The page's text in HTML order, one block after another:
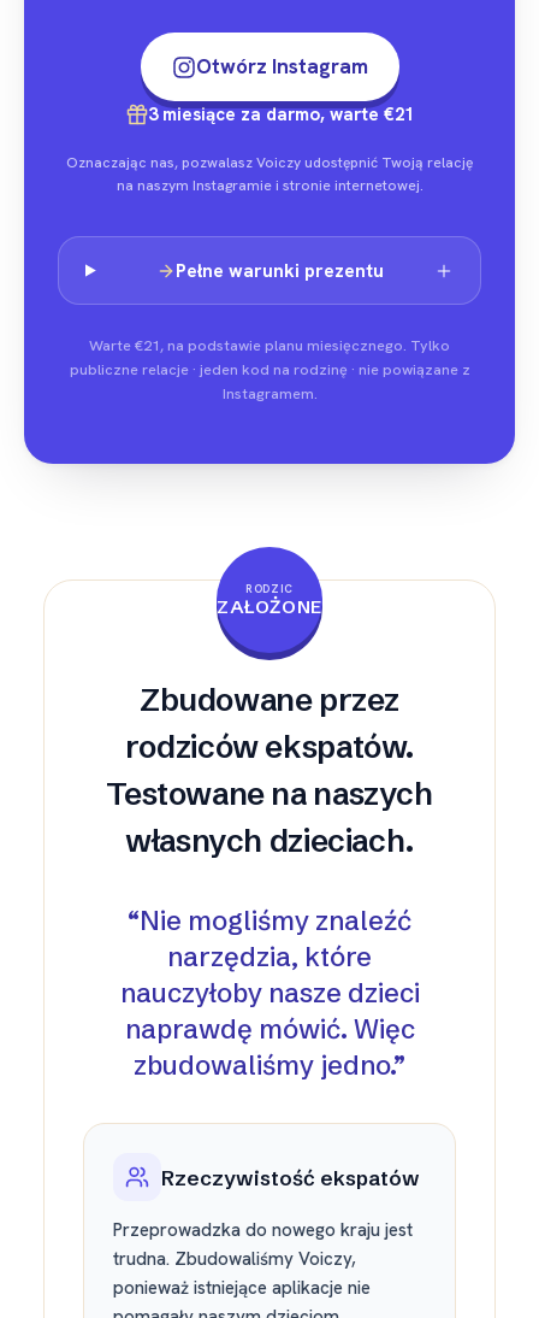
Otwórz Instagram
3 miesiące za darmo, warte €21
Oznaczając nas, pozwalasz Voiczy udostępnić Twoją relację
na naszym Instagramie i stronie internetowej.
Pełne warunki prezentu
Warte €21, na podstawie planu miesięcznego. Tylko
publiczne relacje · jeden kod na rodzinę · nie powiązane z
Instagramem.
RODZIC
ZAŁOŻONE
Zbudowane przez
rodziców ekspatów.
Testowane na naszych
własnych dzieciach.
“Nie mogliśmy znaleźć
narzędzia, które
nauczyłoby nasze dzieci
naprawdę mówić. Więc
zbudowaliśmy jedno.”
Rzeczywistość ekspatów
Przeprowadzka do nowego kraju jest
trudna. Zbudowaliśmy Voiczy,
ponieważ istniejące aplikacje nie